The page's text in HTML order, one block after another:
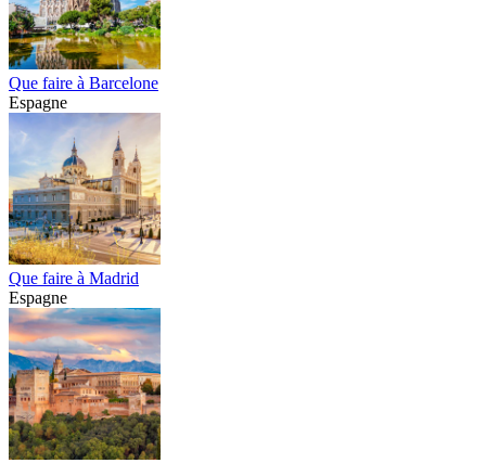
Que faire à Barcelone
Espagne
Que faire à Madrid
Espagne